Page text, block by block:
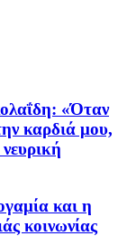
«Όταν
καρδιά μου,
και η
κοινωνίας